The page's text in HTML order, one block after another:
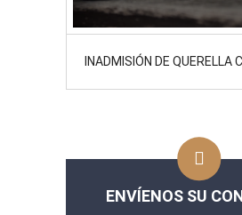
INADMISIÓN DE QUERELLA
ENVÍENOS SU